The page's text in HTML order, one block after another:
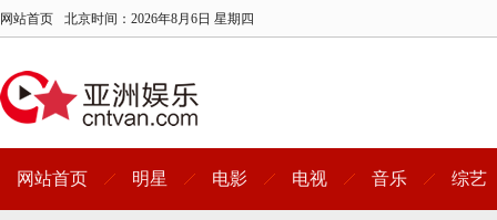
网站首页 北京时间： 2026年8月6日 星期四
网站首页 明星 电影 电视 音乐 综艺